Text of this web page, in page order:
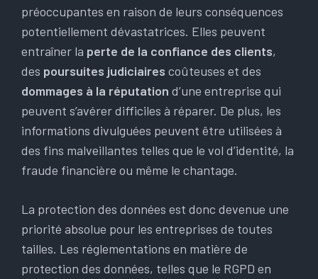
préoccupantes en raison de leurs conséquences
potentiellement dévastatrices. Elles peuvent
entraîner la perte de la confiance des clients,
des poursuites judiciaires coûteuses et des
dommages à la réputation d’une entreprise qui
peuvent s’avérer difficiles à réparer. De plus, les
informations divulguées peuvent être utilisées à
des fins malveillantes telles que le vol d’identité, la
fraude financière ou même le chantage.
La protection des données est donc devenue une
priorité absolue pour les entreprises de toutes
tailles. Les réglementations en matière de
protection des données, telles que le RGPD en